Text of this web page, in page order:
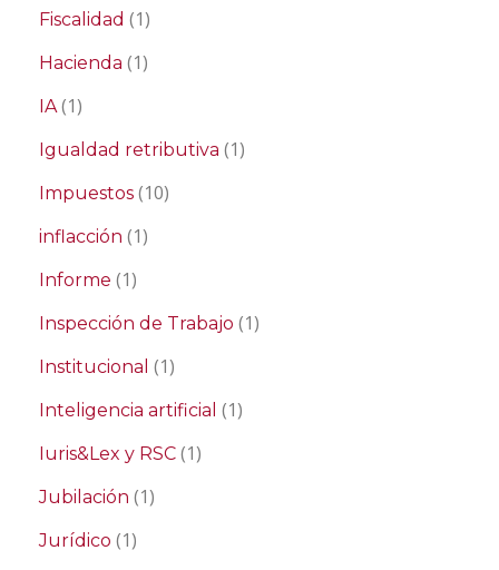
Fiscalidad (1)
Hacienda (1)
IA(1)
Igualdad retributiva (1)
Impuestos (10)
inflacción (1)
Informe (1)
Inspección de Trabajo (1)
Institucional (1)
Inteligencia artificial (1)
Iuris&Lex y RSC (1)
Jubilación (1)
Jurídico (1)